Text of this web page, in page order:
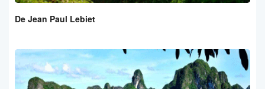
De Jean Paul Lebiet